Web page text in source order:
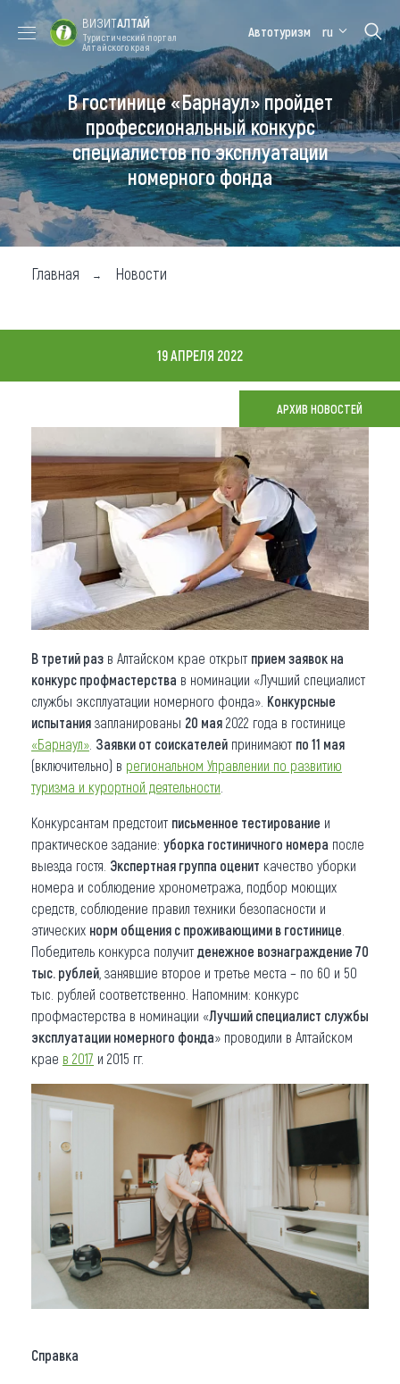
Форум VISIT
ALTAI
Цветение
маральника
Медицинский
форум
Алтайская
зимовка
Туры
Где побывать
Чем заняться
Где остановиться
Что привезти (сувениры)
О регионе
Коллекция впечатлений
Другие рубрики
ВИЗИТАЛТАЙ
Туристический портал
Алтайского края
Автотуризм ru
В гостинице «Барнаул» пройдет
профессиональный конкурс
специалистов по эксплуатации
номерного фонда
Главная Новости
19 АПРЕЛЯ 2022
АРХИВ НОВОСТЕЙ
В третий раз в Алтайском крае открыт прием заявок на
конкурс профмастерства в номинации «Лучший специалист
службы эксплуатации номерного фонда». Конкурсные
испытания запланированы 20 мая 2022 года в гостинице
«Барнаул» Заявки от соискателей принимают по 11 мая
(включительно) в региональном Управлении по развитию
туризма и курортной деятельности
Конкурсантам предстоит письменное тестирование и
практическое задание: уборка гостиничного номера после
выезда гостя. Экспертная группа оценит качество уборки
номера и соблюдение хронометража, подбор моющих
средств, соблюдение правил техники безопасности и
этических норм общения с проживающими в гостинице
Победитель конкурса получит денежное вознаграждение 70
тыс. рублей , занявшие второе и третье места – по 60 и 50
тыс. рублей соответственно. Напомним: конкурс
профмастерства в номинации «Лучший специалист службы
эксплуатации номерного фонда» проводили в Алтайском
крае в 2017 и 2015 гг.
Справка